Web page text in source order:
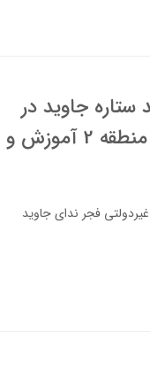
ستاره جاوید در
مسابقات نمایش صحنه ای منطقه 2 آموزش و
فجر ندای جاوید